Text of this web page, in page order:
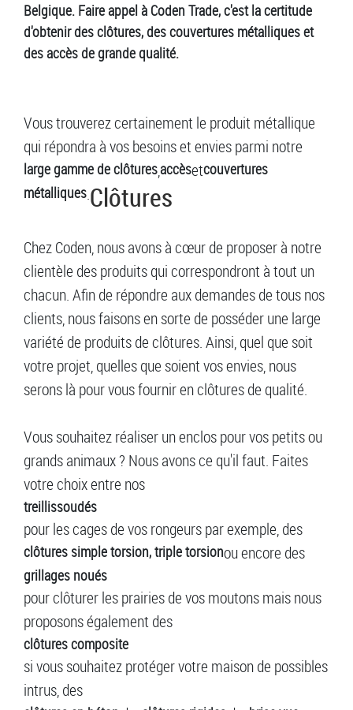
Belgique. Faire appel à Coden Trade, c'est la certitude
d'obtenir des clôtures, des couvertures métalliques et
des accès de grande qualité.
Vous trouverez certainement le produit métallique
qui répondra à vos besoins et envies parmi notre
large gamme de clôtures,accèsetcouvertures
métalliques.Clôtures
Chez Coden, nous avons à cœur de proposer à notre
clientèle des produits qui correspondront à tout un
chacun. Afin de répondre aux demandes de tous nos
clients, nous faisons en sorte de posséder une large
variété de produits de clôtures. Ainsi, quel que soit
votre projet, quelles que soient vos envies, nous
serons là pour vous fournir en clôtures de qualité.
Vous souhaitez réaliser un enclos pour vos petits ou
grands animaux ? Nous avons ce qu'il faut. Faites
votre choix entre nos
treillissoudés
pour les cages de vos rongeurs par exemple, des
clôtures simple torsion, triple torsionou encore des
grillages noués
pour clôturer les prairies de vos moutons mais nous
proposons également des
clôtures composite
si vous souhaitez protéger votre maison de possibles
intrus, des